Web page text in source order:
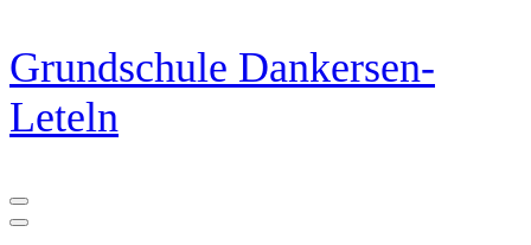
Zum
Inhalt
springen
(Eingabetaste
drücken)
Grundschule Dankersen-
Leteln